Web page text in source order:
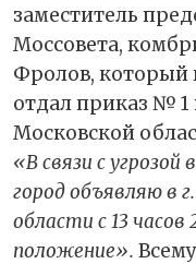
заместитель
Моссовета,
Фролов, который
отдал приказ №
Московской
«В связи с угрозой
город объявляю в
области с 13 часов
положение».